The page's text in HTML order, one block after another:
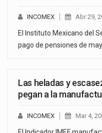
INCOMEX Abr 29,
El Instituto Mexicano del
pago de pensiones de
Las heladas y
pegan a la
INCOMEX Mar 4,